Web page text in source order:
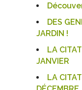
DES
JARDIN !
LA
JANVIER
LA